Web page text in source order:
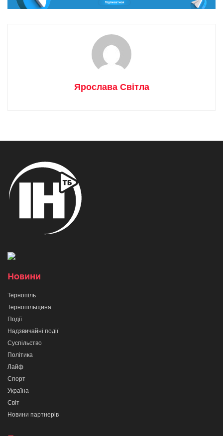
Ярослава Світла
Новини
Тернопіль
Тернопільщина
Події
Надзвичайні події
Суспільство
Політика
Лайф
Спорт
Україна
Світ
Новини партнерів